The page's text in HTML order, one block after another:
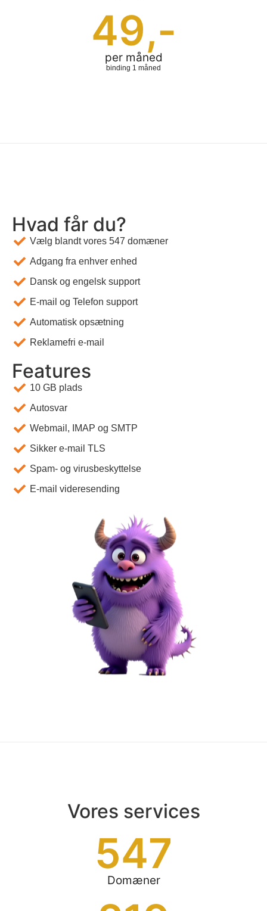
per måned
49,-
binding 1 måned
Hvad får du?
Vælg blandt vores 547 domæner
Adgang fra enhver enhed
Dansk og engelsk support
E-mail og Telefon support
Automatisk opsætning
Reklamefri e-mail
Features
10 GB plads
Autosvar
Webmail, IMAP og SMTP
Sikker e-mail TLS
Spam- og virusbeskyttelse
E-mail videresending
Vores services
Domæner
547